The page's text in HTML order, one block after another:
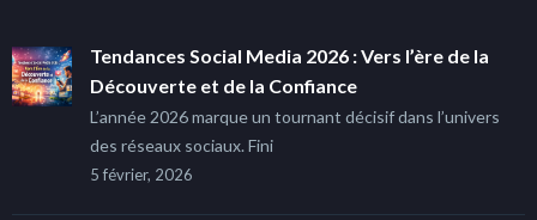
Tendances Social Media 2026 : Vers l’ère de la
Découverte et de la Confiance
L’année 2026 marque un tournant décisif dans l’univers
des réseaux sociaux. Fini
5 février, 2026